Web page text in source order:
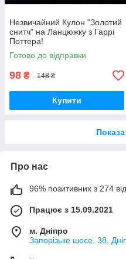
Незвичайний Кулон "Золотий
снитч" на Ланцюжку з Гаррі
Поттера!
Готово до відправки
98 ₴ 148 ₴
Купити
Про нас
96% позитивних з 274
Працює з 15.09.2021
м. Дніпро
Запорізьке шосе, 38,